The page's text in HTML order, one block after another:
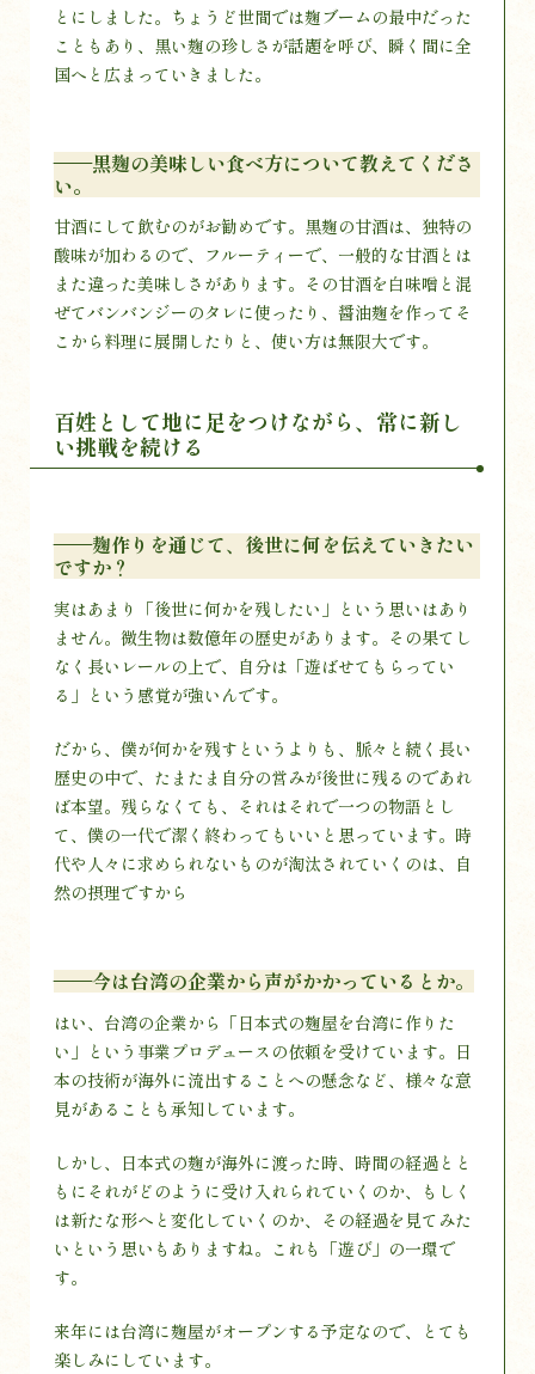
とにしました。ちょうど世間では麹ブームの最中だった
こともあり、黒い麹の珍しさが話題を呼び、瞬く間に全
国へと広まっていきました。
——黒麹の美味しい食べ方について教えてくださ
い。
甘酒にして飲むのがお勧めです。黒麹の甘酒は、独特の
酸味が加わるので、フルーティーで、一般的な甘酒とは
また違った美味しさがあります。その甘酒を白味噌と混
ぜてバンバンジーのタレに使ったり、醤油麹を作ってそ
こから料理に展開したりと、使い方は無限大です。
百姓として地に足をつけながら、常に新し
い挑戦を続ける
——麹作りを通じて、後世に何を伝えていきたい
ですか？
実はあまり「後世に何かを残したい」という思いはあり
ません。微生物は数億年の歴史があります。その果てし
なく長いレールの上で、自分は「遊ばせてもらってい
る」という感覚が強いんです。
だから、僕が何かを残すというよりも、脈々と続く長い
歴史の中で、たまたま自分の営みが後世に残るのであれ
ば本望。残らなくても、それはそれで一つの物語とし
て、僕の一代で潔く終わってもいいと思っています。時
代や人々に求められないものが淘汰されていくのは、自
然の摂理ですから
——今は台湾の企業から声がかかっているとか。
はい、台湾の企業から「日本式の麹屋を台湾に作りた
い」という事業プロデュースの依頼を受けています。日
本の技術が海外に流出することへの懸念など、様々な意
見があることも承知しています。
しかし、日本式の麹が海外に渡った時、時間の経過とと
もにそれがどのように受け入れられていくのか、もしく
は新たな形へと変化していくのか、その経過を見てみた
いという思いもありますね。これも「遊び」の一環で
す。
来年には台湾に麹屋がオープンする予定なので、とても
楽しみにしています。